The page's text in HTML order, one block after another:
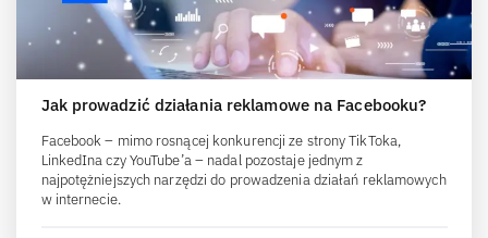
Jak prowadzić działania reklamowe na Facebooku?
Facebook – mimo rosnącej konkurencji ze strony TikToka,
LinkedIna czy YouTube’a – nadal pozostaje jednym z
najpotężniejszych narzędzi do prowadzenia działań reklamowych
w internecie.